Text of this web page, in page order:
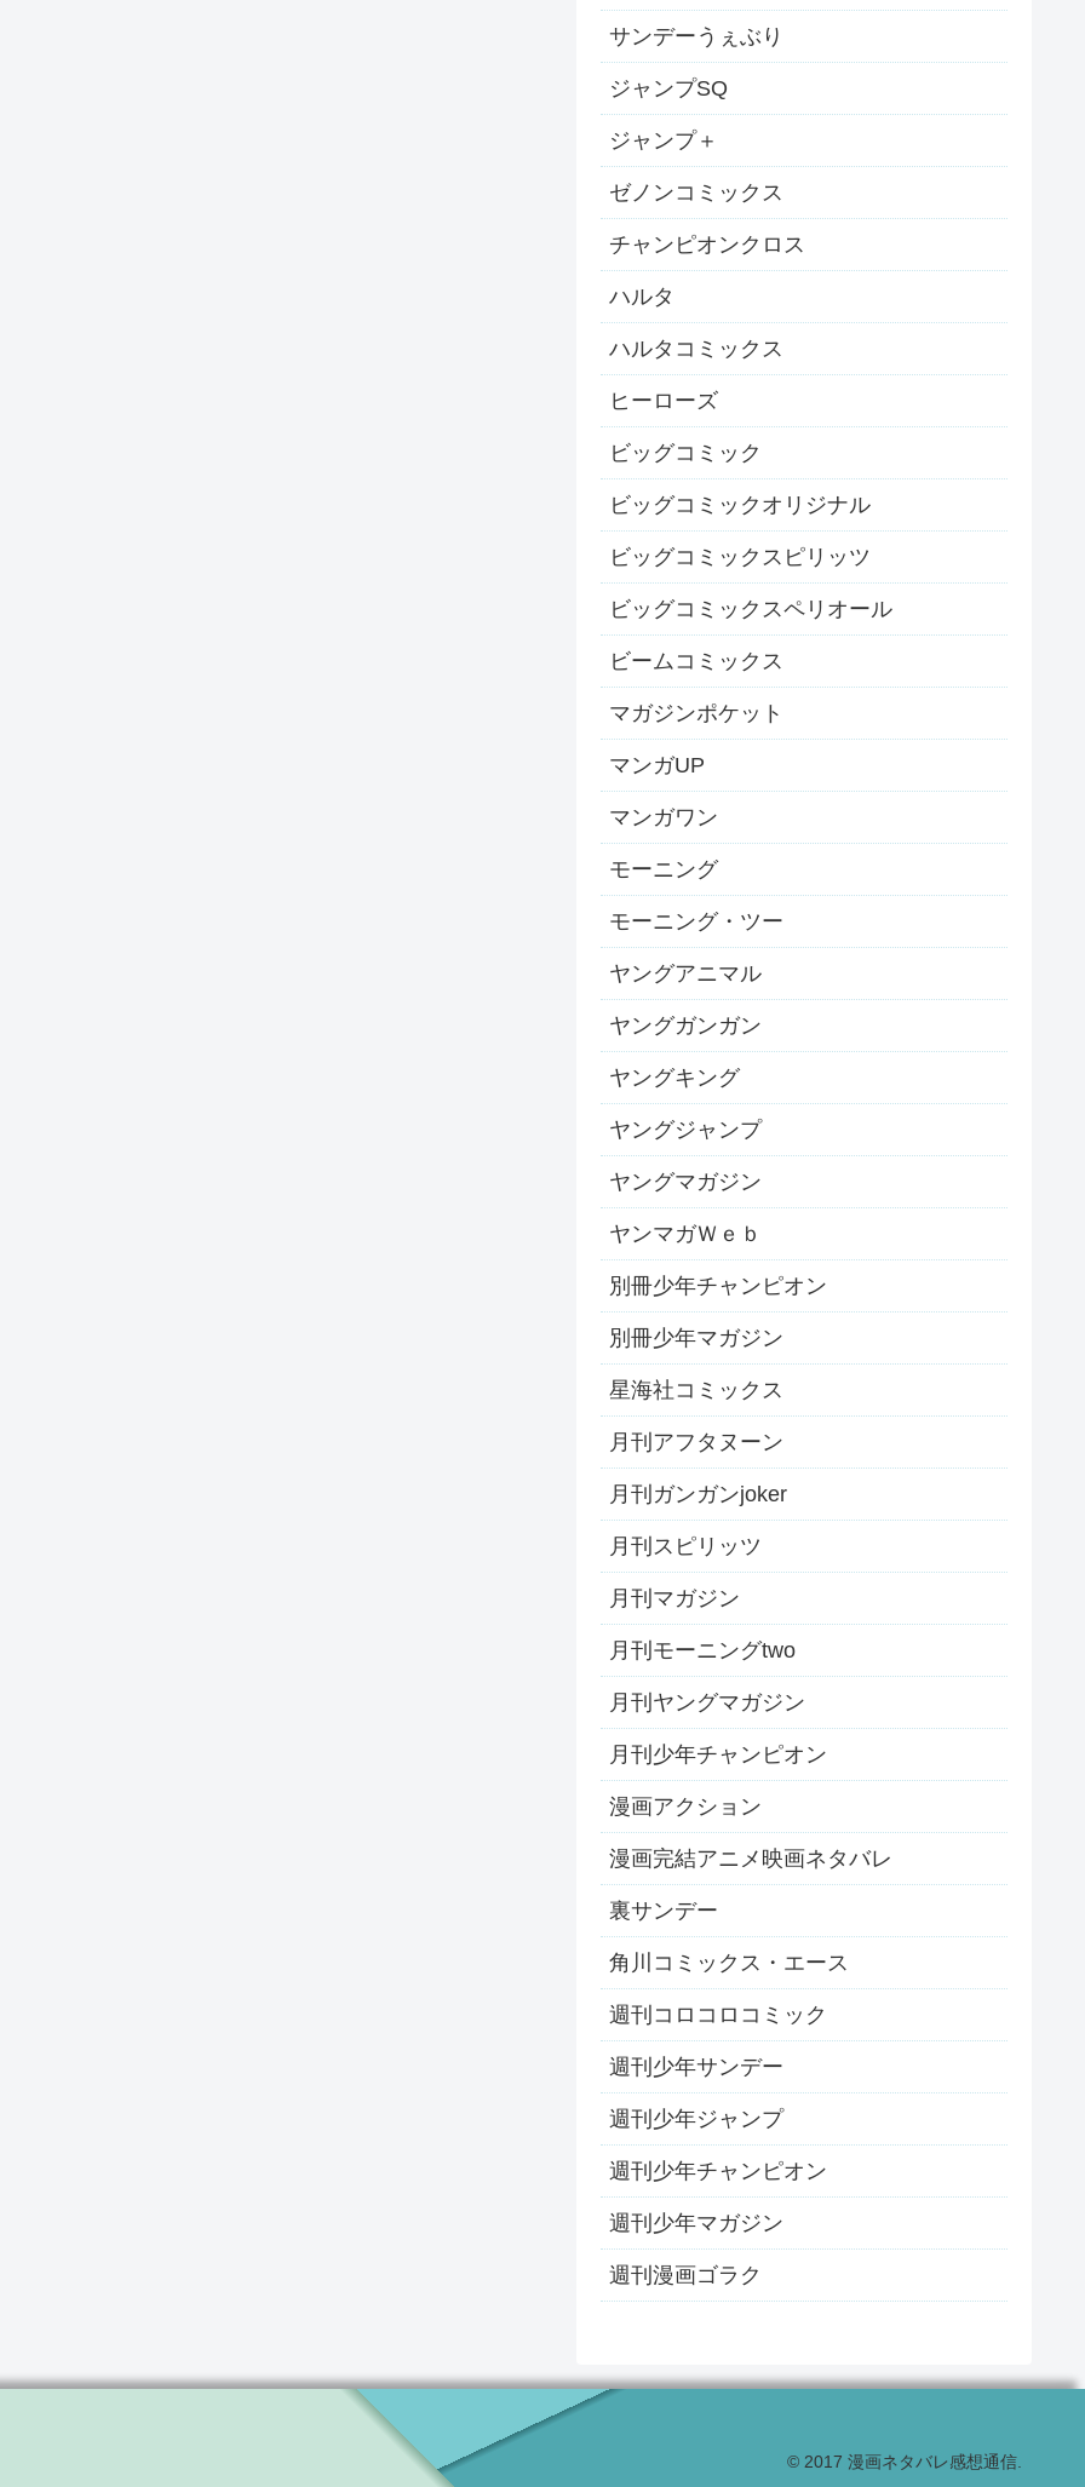
サンデーうぇぶり
ジャンプSQ
ジャンプ＋
ゼノンコミックス
チャンピオンクロス
ハルタ
ハルタコミックス
ヒーローズ
ビッグコミック
ビッグコミックオリジナル
ビッグコミックスピリッツ
ビッグコミックスペリオール
ビームコミックス
マガジンポケット
マンガUP
マンガワン
モーニング
モーニング・ツー
ヤングアニマル
ヤングガンガン
ヤングキング
ヤングジャンプ
ヤングマガジン
ヤンマガＷｅｂ
別冊少年チャンピオン
別冊少年マガジン
星海社コミックス
月刊アフタヌーン
月刊ガンガンjoker
月刊スピリッツ
月刊マガジン
月刊モーニングtwo
月刊ヤングマガジン
月刊少年チャンピオン
漫画アクション
漫画完結アニメ映画ネタバレ
裏サンデー
角川コミックス・エース
週刊コロコロコミック
週刊少年サンデー
週刊少年ジャンプ
週刊少年チャンピオン
週刊少年マガジン
週刊漫画ゴラク
© 2017 漫画ネタバレ感想通信.